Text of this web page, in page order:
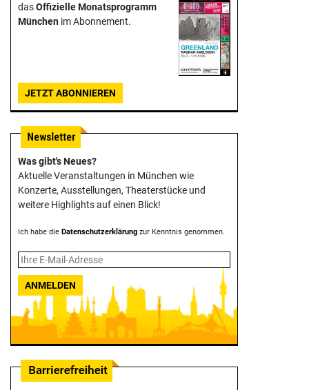
dasOffizielle Monats­programm
München im Abonnement.
JETZT ABONNIEREN
Was gibt's Neues?
Aktuelle Veranstaltungen in München wie
Konzerte, Ausstellungen, Theater­stücke und
weitere Highlights auf einen Blick!
Ich habe die Datenschutzerklärung zur Kenntnis genommen.
ANMELDEN